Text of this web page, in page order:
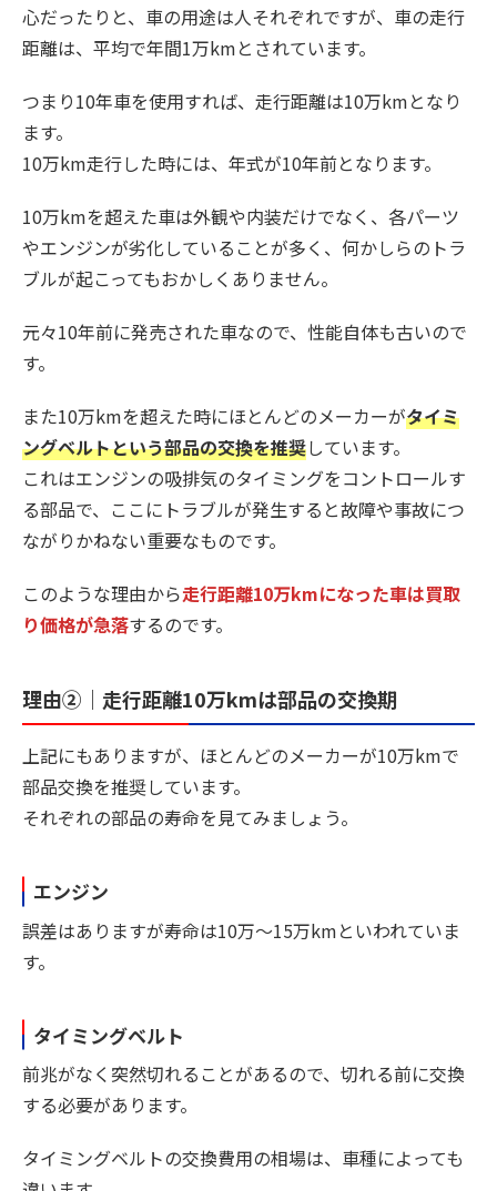
心だったりと、車の用途は人それぞれですが、車の走行
距離は、平均で年間1万kmとされています。
つまり10年車を使用すれば、走行距離は10万kmとなり
ます。
10万km走行した時には、年式が10年前となります。
10万kmを超えた車は外観や内装だけでなく、各パーツ
やエンジンが劣化していることが多く、何かしらのトラ
ブルが起こってもおかしくありません。
元々10年前に発売された車なので、性能自体も古いので
す。
また10万kmを超えた時にほとんどのメーカーがタイミ
ングベルトという部品の交換を推奨しています。
これはエンジンの吸排気のタイミングをコントロールす
る部品で、ここにトラブルが発生すると故障や事故につ
ながりかねない重要なものです。
このような理由から走行距離10万kmになった車は買取
り価格が急落するのです。
理由②｜走行距離10万kmは部品の交換期
上記にもありますが、ほとんどのメーカーが10万kmで
部品交換を推奨しています。
それぞれの部品の寿命を見てみましょう。
エンジン
誤差はありますが寿命は10万〜15万kmといわれていま
す。
タイミングベルト
前兆がなく突然切れることがあるので、切れる前に交換
する必要があります。
タイミングベルトの交換費用の相場は、車種によっても